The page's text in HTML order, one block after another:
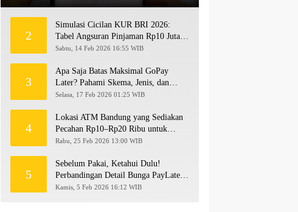
2
Simulasi Cicilan KUR BRI 2026:
Tabel Angsuran Pinjaman Rp10 Juta
hingga Rp500 Juta
Sabtu, 14 Feb 2026 16:55 WIB
3
Apa Saja Batas Maksimal GoPay
Later? Pahami Skema, Jenis, dan
Langkah Upgrade Limit
Selasa, 17 Feb 2026 01:25 WIB
4
Lokasi ATM Bandung yang Sediakan
Pecahan Rp10–Rp20 Ribu untuk
Persiapan THR 2026!
Rabu, 25 Feb 2026 13:00 WIB
5
Sebelum Pakai, Ketahui Dulu!
Perbandingan Detail Bunga PayLater
Kredivo, SPayLater, dan SPinjam
Kamis, 5 Feb 2026 16:12 WIB